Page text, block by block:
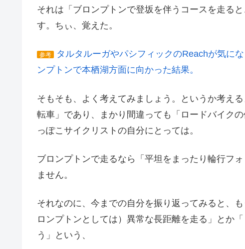
それは「ブロンプトンで登坂を伴うコースを走る
す。ちぃ、覚えた。
参考
タルタルーガやパシフィックのReachが気に
ンプトンで本栖湖方面に向かった結果。
そもそも、よく考えてみましょう。というか考え
転車」であり、まかり間違っても「ロードバイク
っぽこサイクリストの自分にとっては。
ブロンプトンで走るなら「平坦をまったり輪行フ
ません。
それなのに、今までの自分を振り返ってみると、
ロンプトンとしては）異常な長距離を走る」とか
う」という、